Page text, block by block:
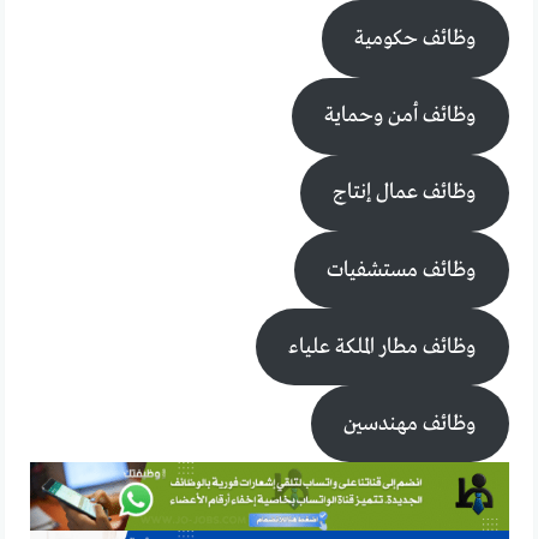
وظائف حكومية
وظائف أمن وحماية
وظائف عمال إنتاج
وظائف مستشفيات
وظائف مطار الملكة علياء
وظائف مهندسين